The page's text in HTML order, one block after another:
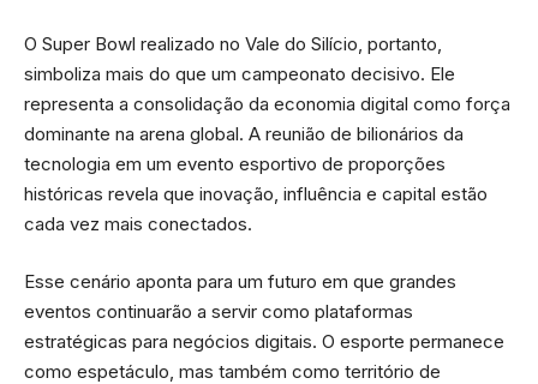
O Super Bowl realizado no Vale do Silício, portanto,
simboliza mais do que um campeonato decisivo. Ele
representa a consolidação da economia digital como força
dominante na arena global. A reunião de bilionários da
tecnologia em um evento esportivo de proporções
históricas revela que inovação, influência e capital estão
cada vez mais conectados.
Esse cenário aponta para um futuro em que grandes
eventos continuarão a servir como plataformas
estratégicas para negócios digitais. O esporte permanece
como espetáculo, mas também como território de